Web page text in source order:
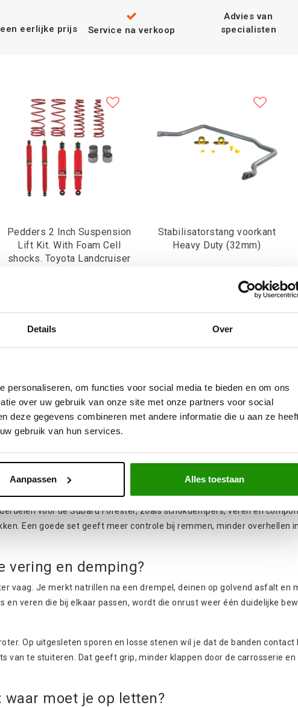
Details Over
personaliseren, om functies voor social media te bieden en om ons
over uw gebruik van onze site met onze partners voor social
deze gegevens combineren met andere informatie die u aan ze heeft
gebruik van hun services.
Aanpassen Alles toestaan
eerlijke prijs Service na verkoop
Advies van
specialisten
Pedders 2 Inch Suspension
Lift Kit. With Foam Cell
shocks. Toyota Landcruiser
Stabilisatorstang voorkant
Heavy Duty (32mm)
Excl. btw
maar de ophanging krijgt het zwaar te verduren. Een nat
zien hoe gezond je vering en demping nog zijn. Met de juiste
én wanneer het terrein ruwer wordt.
past bij jouw gebruik?
gereden vraagt iets anders dan een wagen die elk weekend
je doel: wil je meer stabiliteit op de weg, extra bodemvrijheid, of
voor deSubaru Forester, zoals schokdempers, veren en
Een goede set geeft meer controle bijremmen, minder overhellen
vering en demping?
vaag. Je merkt natrillen na een drempel, deinen op golvend asfalt en
en veren die bij elkaar passen, wordt die onrust weer één duidelijke
Op uitgesleten sporen en losse stenen wil je dat de banden contact
van te stuiteren. Dat geeft grip, minder klappen door de carrosserie
moet je op letten?